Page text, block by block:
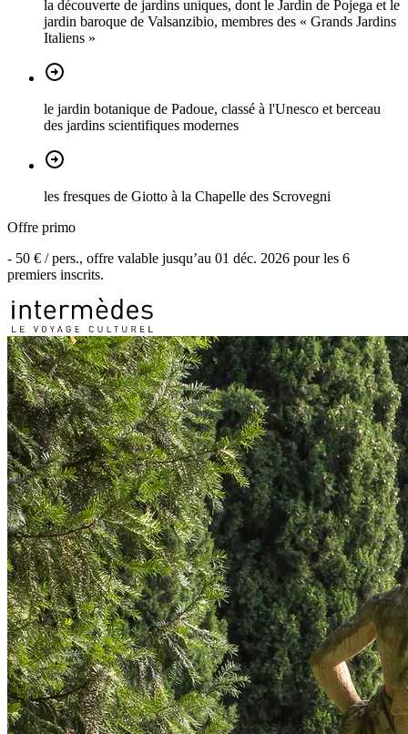
la découverte de jardins uniques, dont le Jardin de Pojega et le
jardin baroque de Valsanzibio, membres des « Grands Jardins
Italiens »
le jardin botanique de Padoue, classé à l'Unesco et berceau
des jardins scientifiques modernes
les fresques de Giotto à la Chapelle des Scrovegni
Offre primo
- 50 € / pers., offre valable jusqu’au 01 déc. 2026 pour les 6
premiers inscrits.